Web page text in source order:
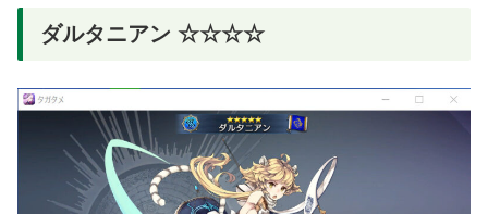
ダルタニアン ☆☆☆☆